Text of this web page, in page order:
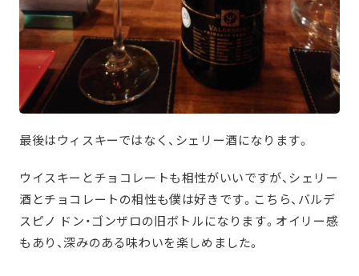
最後はウィスキーではなく、シェリー酒になります。
ウイスキーとチョコレートも相性がいいですが、シェリー
酒とチョコレートの相性も僕は好きです。こちら、バルデ
スピノ ドン・ゴンザロの旧ボトルになります。オイリー感
もあり、深みのある味わいを楽しめました。